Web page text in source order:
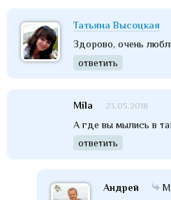
Татьяна Высоцкая
Здорово, очень
ответить
Mila 23.05.2018
А где вы мылись в
ответить
Андрей